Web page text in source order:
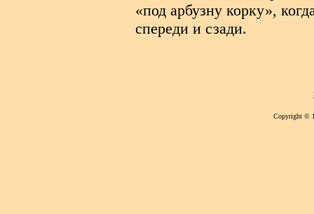
«под арбузну корку»,
спереди и сзади.
Copyright ©